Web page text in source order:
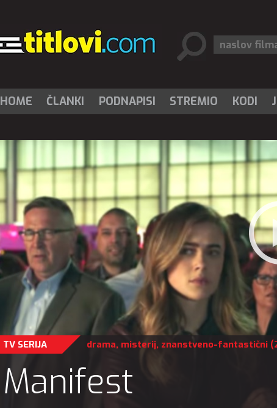
HOME ČLANKI PODNAPISI STREMIO KODI
TV SERIJA drama, misterij, znanstveno-fantastični
Manifest